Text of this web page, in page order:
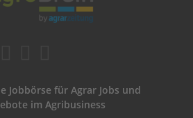
Jobbörse für Agrar Jobs und
im Agribusiness